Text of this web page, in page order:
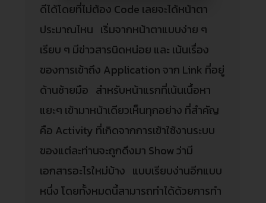
ดีได้โดยที่ไม่ต้อง Code เลยจะได้หน้าตา
ประมาณไหน เริ่มจากหน้าตาแบบง่าย ๆ
เรียบ ๆ มีข่าวสารนิดหน่อย และ เน้นเรื่อง
ของการเข้าถึง Application จาก Link ที่อยู่
ด้านซ้ายมือ สำหรับหน้าแรกที่เน้นเนื้อหา
แยะๆ เข้ามาหน้าเดียวเห็นทุกอย่าง ที่สำคัญ
คือ Activity ที่เกิดจากการเข้าใช้งานระบบ
ของแต่ละท่านจะถูกดึงมา Show ว่ามี
เอกสารอะไรใหม่บ้าง แบบเรียบง่านอีกแบบ
หนึ่ง โดยทั้งหมดนี้สามารถทำได้ด้วยการทำ